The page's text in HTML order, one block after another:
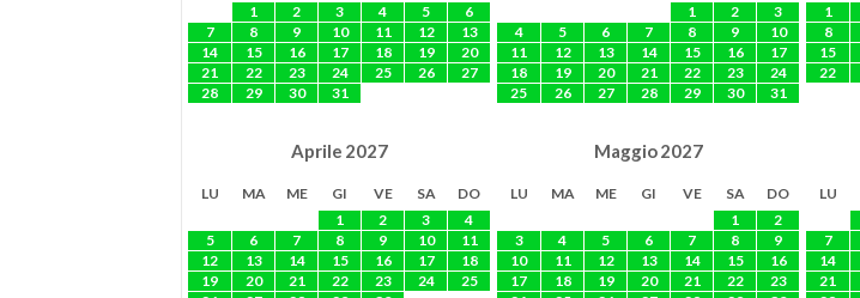
1
2 3 4 5
6
7
8 9 10 11 12
13
14
15 16 17 18 19
20
21
22 23 24 25 26
27
28
29 30 31
1
2
3
4
5 6 7 8 9
10
11
12 13 14 15 16
17
18
19 20 21 22 23
24
25
26 27 28 29 30 31
1
8
15
22
Aprile 2027
LU MA ME GI VE SA
DO
1
2 3
4
5
6 7 8 9 10
11
12
13 14 15 16 17
18
19
20 21 22 23 24
25
Maggio2027
LU MA ME GI VE SA
DO
1
2
3
4 5 6 7 8
9
10
11 12 13 14 15
16
17
18 19 20 21 22
23
LU
7
14
21